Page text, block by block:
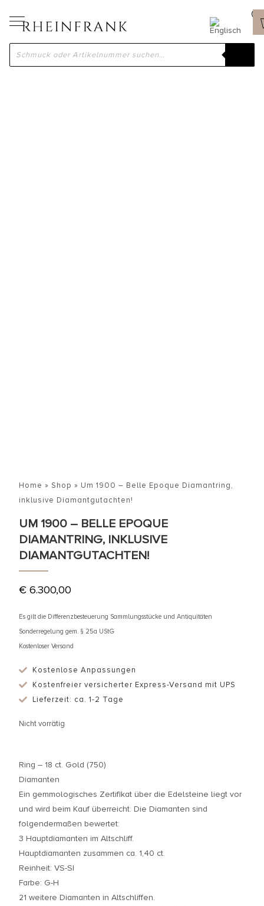
Home » Shop » Um 1900 – Belle Epoque Diamantring,
inklusive Diamantgutachten!
UM 1900 – BELLE EPOQUE
DIAMANTRING, INKLUSIVE
DIAMANTGUTACHTEN!
€ 6.300,00
Es gilt die Differenzbesteuerung Sammlungsstücke und Antiquitäten
Sonderregelung gem. § 25a UStG
Kostenloser Versand
Kostenlose Anpassungen
Kostenfreier versicherter Express-Versand mit UPS
Lieferzeit: ca. 1-2 Tage
Nicht vorrätig
Ring – 18 ct. Gold (750)
Diamanten
Ein gemmologisches Zertifikat über die Edelsteine liegt vor
und wird beim Kauf überreicht. Die Diamanten sind
folgendermaßen bewertet:
3 Hauptdiamanten im Altschliff.
Hauptdiamanten zusammen ca. 1,40 ct.
Reinheit: VS-SI
Farbe: G-H
21 weitere Diamanten in Altschliffen.